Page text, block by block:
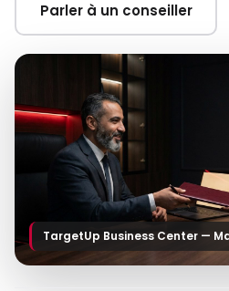
Parler à un conseiller
TargetUp Business Center —